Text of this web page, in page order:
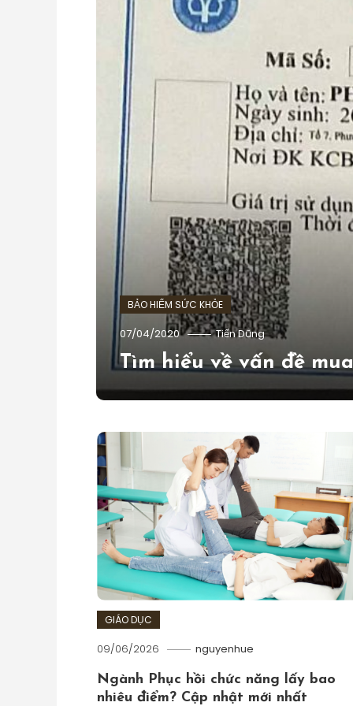
BẢO HIỂM SỨC KHỎE
07/04/2020 Tiến Dũng
Tìm hiểu về vấn đề
GIÁO DỤC
09/06/2026 nguyenhue
Ngành Phục hồi chức năng lấy bao
nhiêu điểm? Cập nhật mới nhất